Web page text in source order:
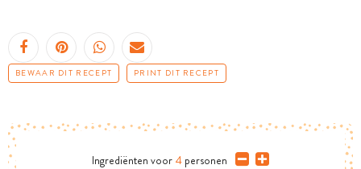
BEWAAR DIT RECEPT PRINT DIT RECEPT
Ingrediënten voor 4 personen